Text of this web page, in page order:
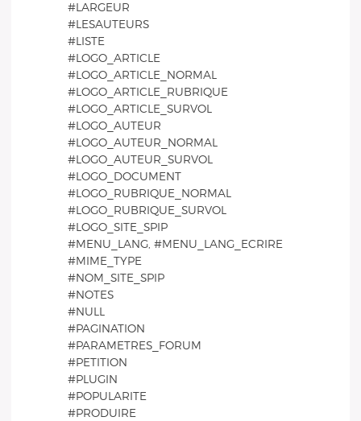
#LARGEUR
#LESAUTEURS
#LISTE
#LOGO_ARTICLE
#LOGO_ARTICLE_NORMAL
#LOGO_ARTICLE_RUBRIQUE
#LOGO_ARTICLE_SURVOL
#LOGO_AUTEUR
#LOGO_AUTEUR_NORMAL
#LOGO_AUTEUR_SURVOL
#LOGO_DOCUMENT
#LOGO_RUBRIQUE_NORMAL
#LOGO_RUBRIQUE_SURVOL
#LOGO_SITE_SPIP
#MENU_LANG, #MENU_LANG_ECRIRE
#MIME_TYPE
#NOM_SITE_SPIP
#NOTES
#NULL
#PAGINATION
#PARAMETRES_FORUM
#PETITION
#PLUGIN
#POPULARITE
#PRODUIRE